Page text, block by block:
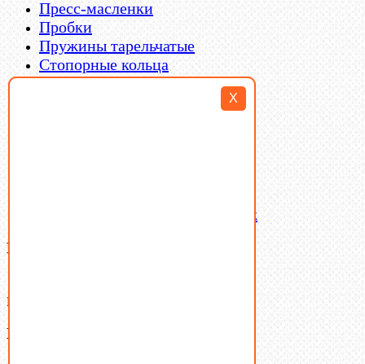
X
Пресс-масленки
Пробки
Пружины тарельчатые
Стопорные кольца
Такелаж
Латунный и бронзовый крепеж
Ваша корзина
В корзине нет товаров.
Поиск